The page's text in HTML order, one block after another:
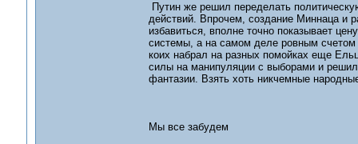
Путин же решил переделать
действий. Впрочем, создание Миннаца и
избавиться, вполне точно показывает
системы, а на самом деле ровным
коих набрал на разных помойках еще
силы на манипуляции с выборами и решил
фантазии. Взять хоть никчемные
Мы все забудем